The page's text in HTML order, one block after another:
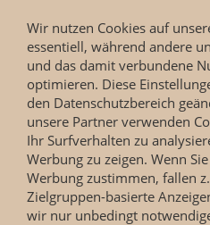
Wir nutzen Cookies auf
essentiell, während andere
und das damit verbundene
optimieren. Diese
den Datenschutzbereich
unsere Partner verwenden
Ihr Surfverhalten zu
Werbung zu zeigen. Wenn
Werbung zustimmen, fallen
Zielgruppen-basierte
wir nur unbedingt